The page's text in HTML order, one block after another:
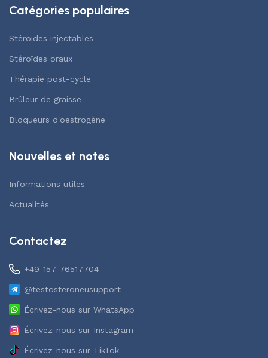
Catégories populaires
Stéroïdes injectables
Stéroïdes oraux
Thérapie post-cycle
Brûleur de graisse
Bloqueurs d'oestrogène
Nouvelles et notes
Informations utiles
Actualités
Contactez
+49-157-76517704
@testosteroneusupport
Écrivez-nous sur WhatsApp
Écrivez-nous sur Instagram
Écrivez-nous sur TikTok